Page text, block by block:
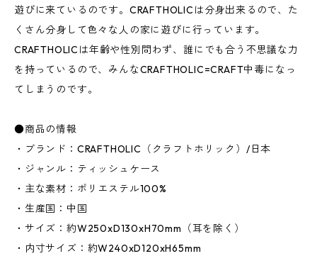
遊びに来ているのです。CRAFTHOLICは分身出来るので、た
くさん分身して色々な人の家に遊びに行っています。
CRAFTHOLICは年齢や性別問わず、誰にでも合う不思議な力
を持っているので、みんなCRAFTHOLIC=CRAFT中毒になっ
てしまうのです。
●商品の情報
・ブランド：CRAFTHOLIC（クラフトホリック）/日本
・ジャンル：ティッシュケース
・主な素材：ポリエステル100%
・生産国：中国
・サイズ：約W250xD130xH70mm（耳を除く）
・内寸サイズ：約W240xD120xH65mm